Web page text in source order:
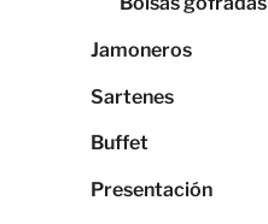
Jamoneros
Sartenes
Buffet
Presentación